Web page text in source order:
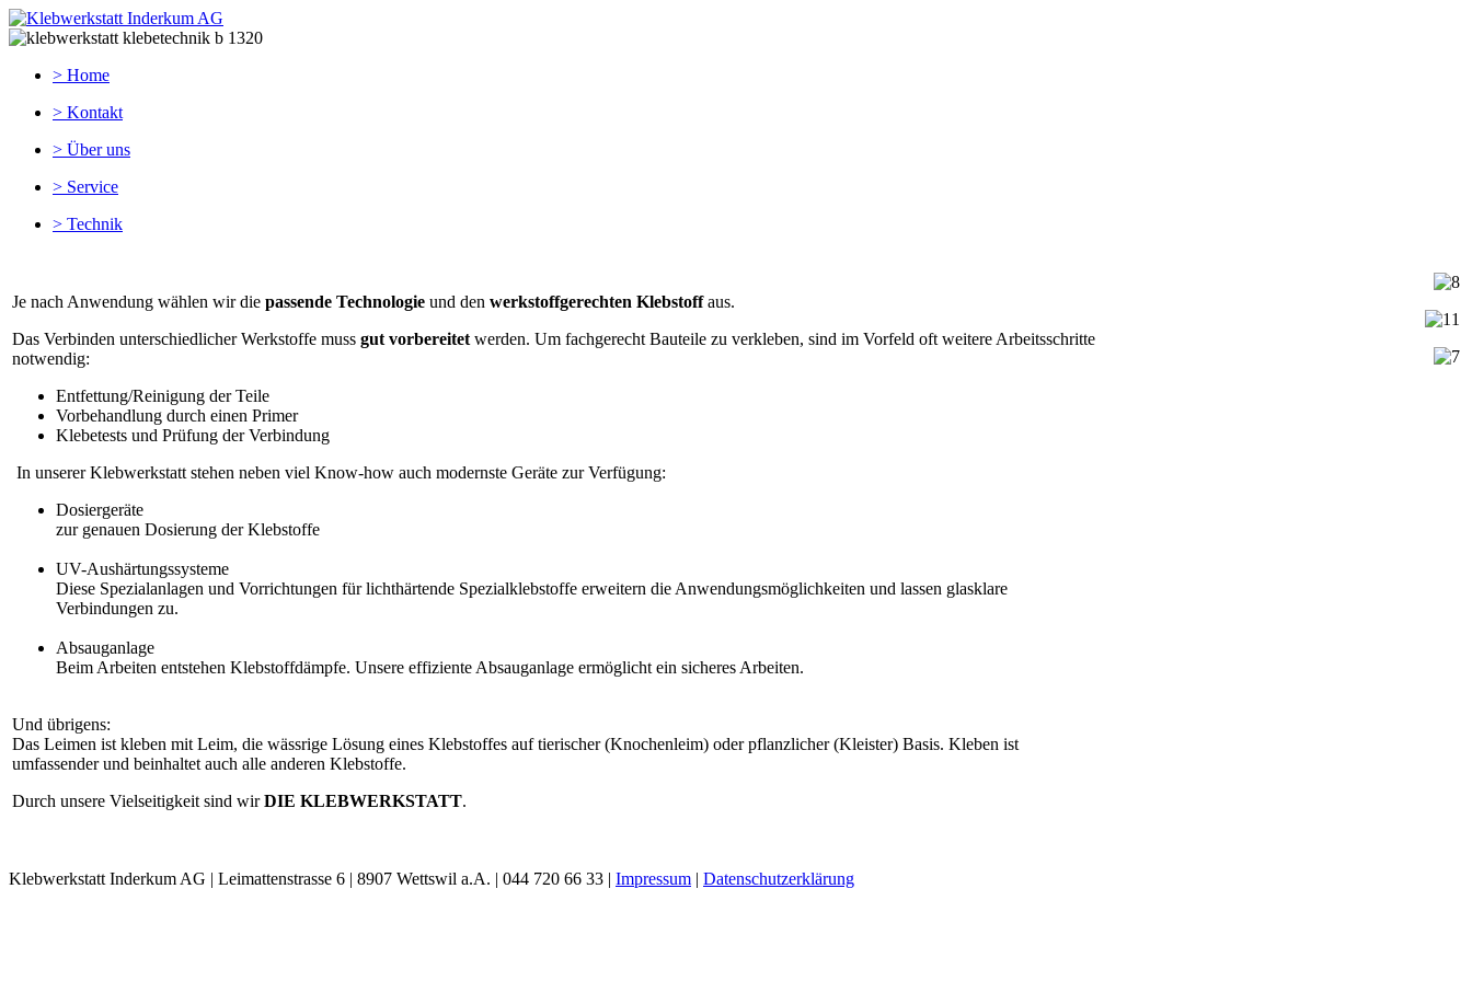
> Home
> Kontakt
> Über uns
> Service
> Technik
Je nach Anwendung wählen wir die passende Technologie und den werkstoffgerechten Klebstoffaus.
Das Verbinden unterschiedlicher Werkstoffe muss gut vorbereitet werden. Um fachgerecht Bauteile zu verkleben, sind im Vorfeld oft weitere Arbeitsschritte
notwendig:
Entfettung/Reinigung der Teile
Vorbehandlung durch einen Primer
Klebetests und Prüfung der Verbindung
In unserer Klebwerkstatt stehen neben viel Know-how auch modernste Geräte zur Verfügung:
Dosiergeräte
zur genauen Dosierung der Klebstoffe
UV-Aushärtungssysteme
Diese Spezialanlagen und Vorrichtungen für lichthärtende Spezialklebstoffe erweitern die Anwendungsmöglichkeiten und lassen glasklare
Verbindungen zu.
Absauganlage
Beim Arbeiten entstehen Klebstoffdämpfe. Unsere effiziente Absauganlage ermöglicht ein sicheres Arbeiten.
Und übrigens:
Das Leimen ist kleben mit Leim, die wässrige Lösung eines Klebstoffes auf tierischer (Knochenleim) oder pflanzlicher (Kleister) Basis. Kleben ist
umfassender und beinhaltet auch alle anderen Klebstoffe.
Durch unsere Vielseitigkeit sind wirDIE KLEBWERKSTATT.
Klebwerkstatt Inderkum AG | Leimattenstrasse 6 | 8907 Wettswil a.A. | 044 720 66 33 | Impressum | Datenschutzerklärung